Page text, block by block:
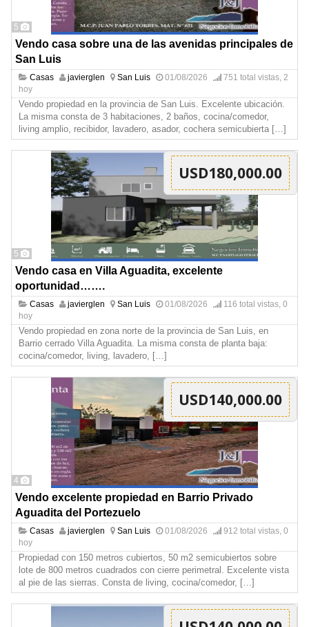
5
Vendo casa sobre una de las avenidas principales de
San Luis
Casas javierglen San Luis 01/08/2026
751 total vistas, 2
hoy
Vendo propiedad en la provincia de San Luis. Excelente ubicación.
La misma consta de 3 habitaciones, 2 baños, cocina/comedor,
living amplio, recibidor, lavadero, asador, cochera semicubierta […]
5
USD180,000.00
Vendo casa en Villa Aguadita, excelente
oportunidad…….
Casas javierglen San Luis 01/08/2026
116 total vistas, 0
hoy
Vendo propiedad en zona norte de la provincia de San Luis, en
Barrio cerrado Villa Aguadita. La misma consta de planta baja:
cocina/comedor, living, lavadero, […]
4
USD140,000.00
Vendo excelente propiedad en Barrio Privado
Aguadita del Portezuelo
Casas javierglen San Luis 01/08/2026
912 total vistas, 0
hoy
Propiedad con 150 metros cubiertos, 50 m2 semicubiertos sobre
lote de 800 metros cuadrados con cierre perimetral. Excelente vista
al pie de las sierras. Consta de living, cocina/comedor, […]